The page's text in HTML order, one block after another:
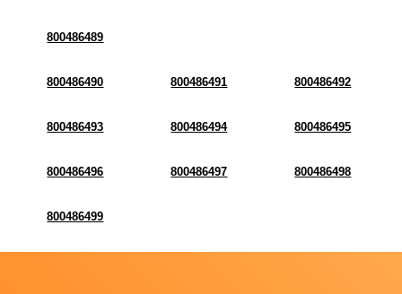
800486489
800486490 800486491 800486492
800486493 800486494 800486495
800486496 800486497 800486498
800486499